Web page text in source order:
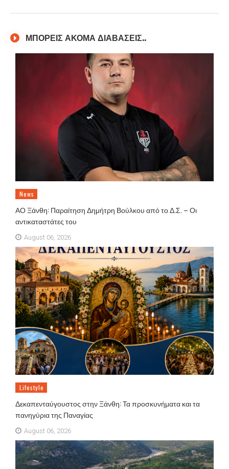
ΜΠΟΡΕΙΣ ΑΚΟΜΑ ΔΙΑΒΑΣΕΙΣ..
News
ΑΟ Ξάνθη: Παραίτηση Δημήτρη Βούλκου από το Δ.Σ. – Οι
αντικαταστάτες του
August 06, 2026
Lifestyle
Δεκαπενταύγουστος στην Ξάνθη: Τα προσκυνήματα και τα
πανηγύρια της Παναγίας
August 06, 2026